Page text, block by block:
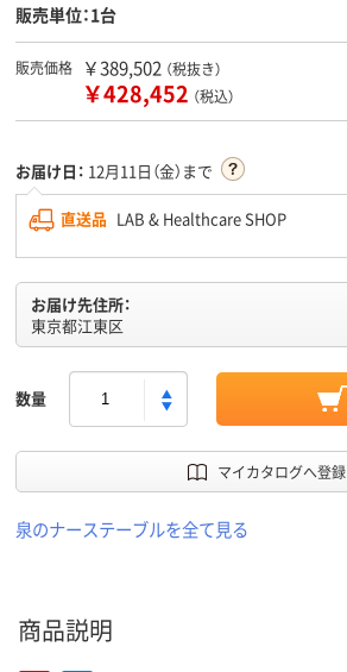
販売単位：1台
販売価格 ￥389,502 （税抜き）
￥428,452 （税込）
お届け日： 12月11日（金）まで
直送品 LAB & Healthcare SHOP
お届け先住所：
東京都江東区
数量
マイカタログへ登録
泉のナーステーブルを全て見る
商品説明